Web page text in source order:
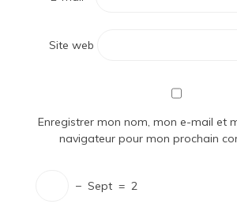
Site web
Enregistrer mon nom, mon e-mail et
navigateur pour mon prochain
− Sept = 2